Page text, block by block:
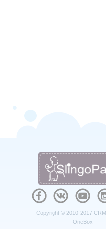
Copyright © 2010-2017
OneBox